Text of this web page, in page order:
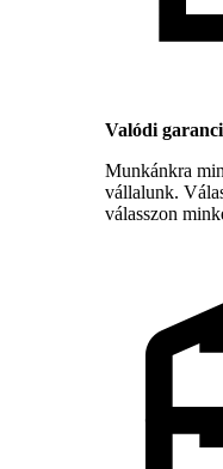
Valódi
Munkánkra
vállalunk.
válasszon